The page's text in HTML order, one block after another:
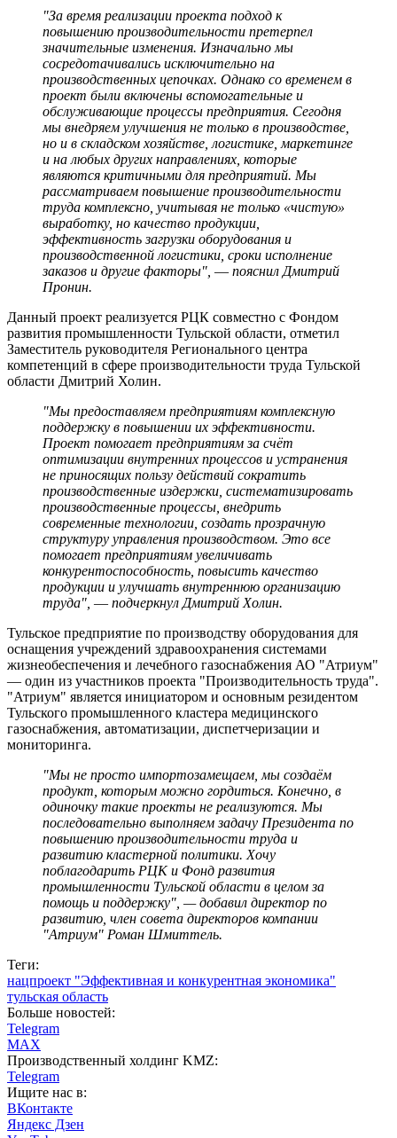
"За время реализации проекта подход к
повышению производительности претерпел
значительные изменения. Изначально мы
сосредотачивались исключительно на
производственных цепочках. Однако со временем в
проект были включены вспомогательные и
обслуживающие процессы предприятия. Сегодня
мы внедряем улучшения не только в производстве,
но и в складском хозяйстве, логистике, маркетинге
и на любых других направлениях, которые
являются критичными для предприятий. Мы
рассматриваем повышение производительности
труда комплексно, учитывая не только «чистую»
выработку, но качество продукции,
эффективность загрузки оборудования и
производственной логистики, сроки исполнение
заказов и другие факторы", — пояснил Дмитрий
Пронин.
Данный проект реализуется РЦК совместно с Фондом
развития промышленности Тульской области, отметил
Заместитель руководителя Регионального центра
компетенций в сфере производительности труда Тульской
области Дмитрий Холин.
"Мы предоставляем предприятиям комплексную
поддержку в повышении их эффективности.
Проект помогает предприятиям за счёт
оптимизации внутренних процессов и устранения
не приносящих пользу действий сократить
производственные издержки, систематизировать
производственные процессы, внедрить
современные технологии, создать прозрачную
структуру управления производством. Это все
помогает предприятиям увеличивать
конкурентоспособность, повысить качество
продукции и улучшать внутреннюю организацию
труда", — подчеркнул Дмитрий Холин.
Тульское предприятие по производству оборудования для
оснащения учреждений здравоохранения системами
жизнеобеспечения и лечебного газоснабжения АО "Атриум"
— один из участников проекта "Производительность труда".
"Атриум" является инициатором и основным резидентом
Тульского промышленного кластера медицинского
газоснабжения, автоматизации, диспетчеризации и
мониторинга.
"Мы не просто импортозамещаем, мы создаём
продукт, которым можно гордиться. Конечно, в
одиночку такие проекты не реализуются. Мы
последовательно выполняем задачу Президента по
повышению производительности труда и
развитию кластерной политики. Хочу
поблагодарить РЦК и Фонд развития
промышленности Тульской области в целом за
помощь и поддержку", — добавил директор по
развитию, член совета директоров компании
"Атриум" Роман Шмиттель.
Теги:
нацпроект "Эффективная и конкурентная экономика"
тульская область
Больше новостей:
Telegram
MAX
Производственный холдинг KMZ:
Telegram
Ищите нас в:
ВКонтакте
Яндекс Дзен